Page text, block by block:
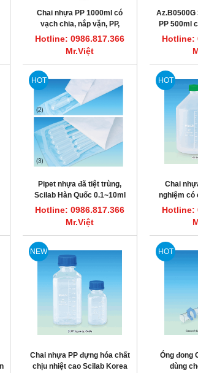
HOT
Chai nhựa PP 1000ml có
vạch chia, nắp vặn, PP,
Azlon, Az.B1000G
Hotline: 0986.817.366
Mr.Việt
PP 500ml
Hotline:
HOT
Pipet nhựa đã tiệt trùng,
Scilab Hàn Quốc 0.1~10ml
Hotline: 0986.817.366
Mr.Việt
HOT
Chai
nghiệm có
thể
Hotline:
NEW
Chai nhựa PP đựng hóa chất
chịu nhiệt cao Scilab Korea
HOT
Óng đong
dùng